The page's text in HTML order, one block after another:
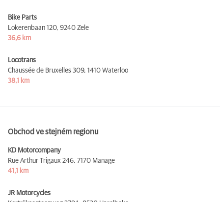
Bike Parts
Lokerenbaan 120, 9240 Zele
36,6 km
Locotrans
Chaussée de Bruxelles 309, 1410 Waterloo
38,1 km
Obchod ve stejném regionu
KD Motorcompany
Rue Arthur Trigaux 246, 7170 Manage
41,1 km
JR Motorcycles